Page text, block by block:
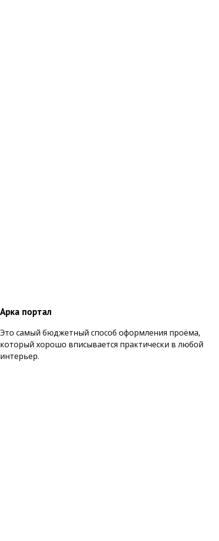
Арка портал
Это самый бюджетный способ оформления проёма,
который хорошо вписывается практически в любой
интерьер.